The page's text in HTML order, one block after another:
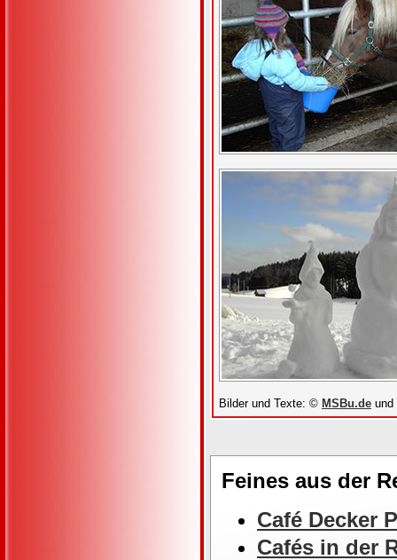
Bilder und Texte: © MSBu.de und
Feines aus der
Café Decker
Cafés in der